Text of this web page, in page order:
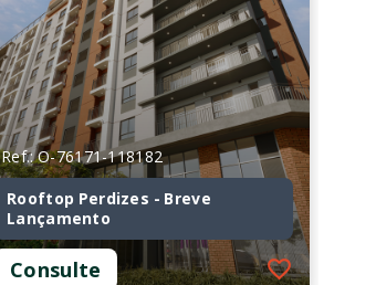
Ref.: O-76171-118182
Rooftop Perdizes - Breve
Lançamento
Consulte